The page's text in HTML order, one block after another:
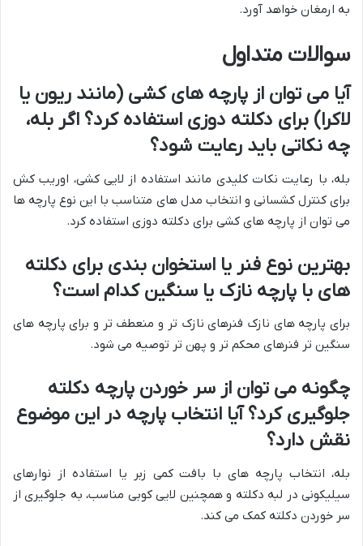
به ارمغان خواهد آورد.
سوالات متداول
آیا می توان از پارچه های کشی (مانند ریون یا
لاکرا) برای دکلته دوزی استفاده کرد؟ اگر بله،
چه نکاتی باید رعایت شود؟
بله، با رعایت نکات کلیدی مانند استفاده از لایی کشی، اوریب کش
برای کنترل کشسانی و انتخاب مدل های متناسب با این نوع پارچه ها
می توان از پارچه های کشی برای دکلته دوزی استفاده کرد.
بهترین نوع فنر یا استخوان بندی برای دکلته
های با پارچه نازک یا سنگین کدام است؟
برای پارچه های نازک فنرهای نازک تر و منعطف تر و برای پارچه های
سنگین تر فنرهای محکم تر و پهن تر توصیه می شود.
چگونه می توان از سر خوردن پارچه دکلته
جلوگیری کرد؟ آیا انتخاب پارچه در این موضوع
نقش دارد؟
بله، انتخاب پارچه های با بافت کمی زبر یا استفاده از نوارهای
سیلیکونی در لبه دکلته و همچنین لایی کوبی مناسب، به جلوگیری از
سر خوردن دکلته کمک می کند.